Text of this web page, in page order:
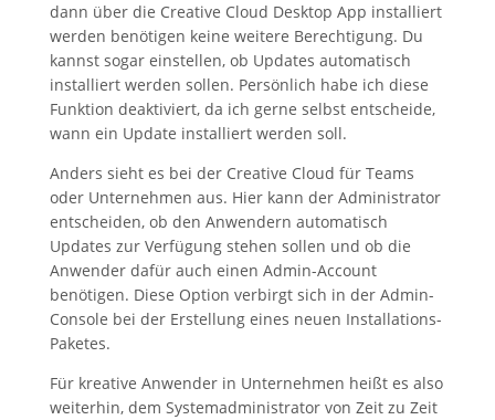
dann über die Creative Cloud Desktop App installiert
werden benötigen keine weitere Berechtigung. Du
kannst sogar einstellen, ob Updates automatisch
installiert werden sollen. Persönlich habe ich diese
Funktion deaktiviert, da ich gerne selbst entscheide,
wann ein Update installiert werden soll.
Anders sieht es bei der Creative Cloud für Teams
oder Unternehmen aus. Hier kann der Administrator
entscheiden, ob den Anwendern automatisch
Updates zur Verfügung stehen sollen und ob die
Anwender dafür auch einen Admin-Account
benötigen. Diese Option verbirgt sich in der Admin-
Console bei der Erstellung eines neuen Installations-
Paketes.
Für kreative Anwender in Unternehmen heißt es also
weiterhin, dem Systemadministrator von Zeit zu Zeit